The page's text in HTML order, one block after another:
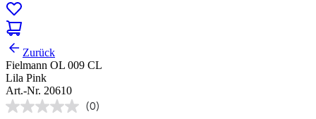
Zurück
Fielmann OL 009 CL
Lila Pink
Art.-Nr. 20610
(0)